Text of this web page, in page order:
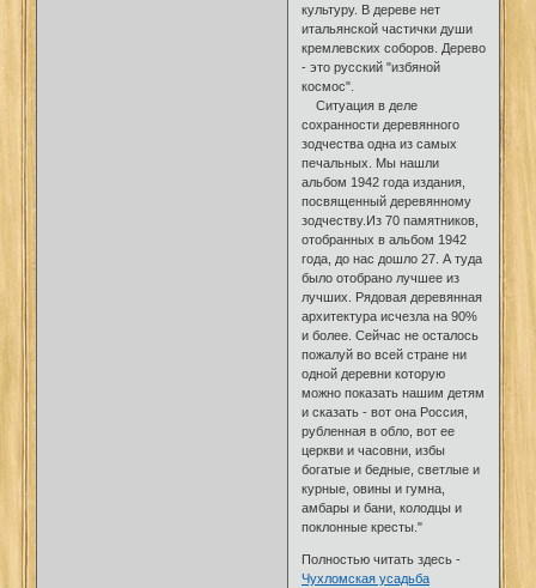
культуру. В дереве нет
итальянской частички души
кремлевских соборов. Дерево
- это русский "избяной
космос".
Ситуация в деле
сохранности деревянного
зодчества одна из самых
печальных. Мы нашли
альбом 1942 года издания,
посвященный деревянному
зодчеству.Из 70 памятников,
отобранных в альбом 1942
года, до нас дошло 27. А туда
было отобрано лучшее из
лучших. Рядовая деревянная
архитектура исчезла на 90%
и более. Сейчас не осталось
пожалуй во всей стране ни
одной деревни которую
можно показать нашим детям
и сказать - вот она Россия,
рубленная в обло, вот ее
церкви и часовни, избы
богатые и бедные, светлые и
курные, овины и гумна,
амбары и бани, колодцы и
поклонные кресты."
Полностью читать здесь -
Чухломская усадьба